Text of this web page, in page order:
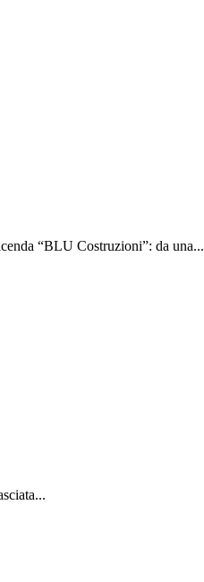
“BLU Costruzioni”: da una...